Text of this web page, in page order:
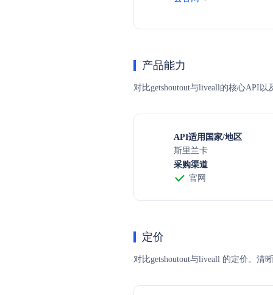
产品能力
对比getshoutout与liveall的核心API
API适用国家/地区
斯里兰卡
采购渠道
官网
定价
对比getshoutout与liveall 的定价。